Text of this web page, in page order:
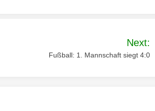
Next:
Fußball: 1. Mannschaft siegt 4:0